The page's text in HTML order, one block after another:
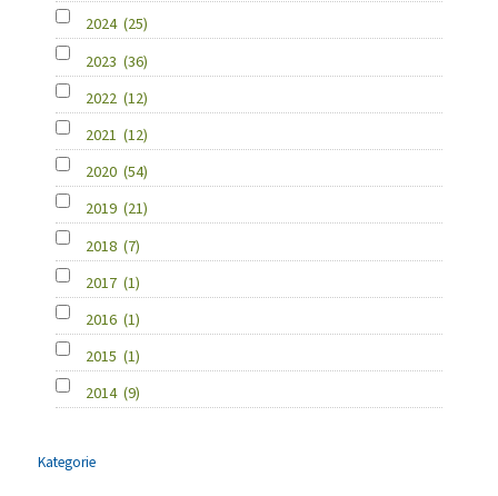
2024 (25)
2023 (36)
2022 (12)
2021 (12)
2020 (54)
2019 (21)
2018 (7)
2017 (1)
2016 (1)
2015 (1)
2014 (9)
Kategorie